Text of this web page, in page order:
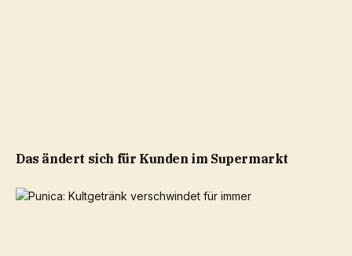
Das ändert sich für Kunden im Supermarkt